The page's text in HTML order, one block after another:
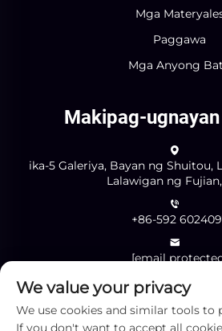
Mga
Paggawa
Mga Anyong
Makipag-
ika-5 Galeriya, Bayan ng Shuitou,
Lalawigan ng
+86-592
[email
We value your privacy
We use cookies and similar tools to
If you don't want to accept all